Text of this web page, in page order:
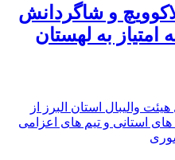
و شاگردانش
امتیاز به لهستان